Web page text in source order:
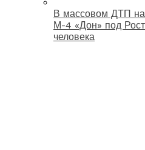
В массовом ДТП на
М-4 «Дон» под
человека